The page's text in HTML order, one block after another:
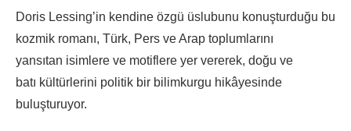
Doris Lessing’in kendine özgü üslubunu konuşturduğu bu
kozmik romanı, Türk, Pers ve Arap toplumlarını
yansıtan isimlere ve motiflere yer vererek, doğu ve
batı kültürlerini politik bir bilimkurgu hikâyesinde
buluşturuyor.